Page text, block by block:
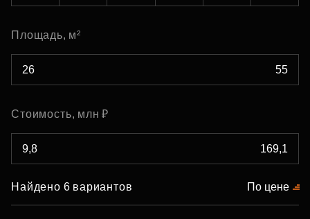
Площадь, м²
Стоимость, млн ₽
Найдено 6 вариантов По цене